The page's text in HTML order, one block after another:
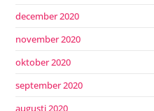
december 2020
november 2020
oktober 2020
september 2020
augusti 2020